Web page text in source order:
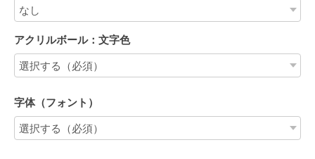
アクリルボール：文字色
字体（フォント）